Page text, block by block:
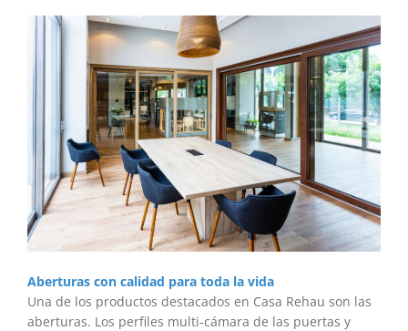
Aberturas con calidad para toda la vida
Una de los productos destacados en Casa Rehau son las
aberturas. Los perfiles multi-cámara de las puertas y